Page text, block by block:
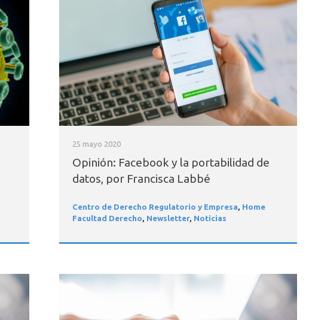
25 mayo 2020
Opinión: Facebook y la portabilidad de
datos, por Francisca Labbé
Centro de Derecho Regulatorio y Empresa, Home
Facultad Derecho, Newsletter, Noticias